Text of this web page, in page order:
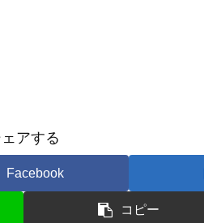
アする
Facebook
コピー